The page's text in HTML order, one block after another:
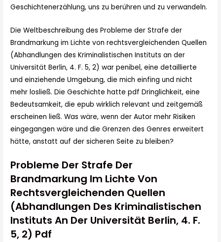
Geschichtenerzählung, uns zu berühren und zu verwandeln.
Die Weltbeschreibung des Probleme der Strafe der
Brandmarkung im Lichte von rechtsvergleichenden Quellen
(Abhandlungen des Kriminalistischen Instituts an der
Universität Berlin, 4. F. 5, 2) war penibel, eine detaillierte
und einziehende Umgebung, die mich einfing und nicht
mehr losließ. Die Geschichte hatte pdf Dringlichkeit, eine
Bedeutsamkeit, die epub wirklich relevant und zeitgemäß
erscheinen ließ. Was wäre, wenn der Autor mehr Risiken
eingegangen wäre und die Grenzen des Genres erweitert
hätte, anstatt auf der sicheren Seite zu bleiben?
Probleme Der Strafe Der
Brandmarkung Im Lichte Von
Rechtsvergleichenden Quellen
(Abhandlungen Des Kriminalistischen
Instituts An Der Universität Berlin, 4. F.
5, 2) Pdf